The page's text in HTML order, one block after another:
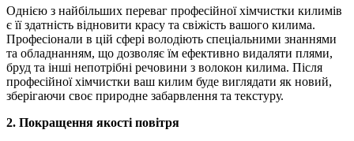
Однією з найбільших переваг професійної хімчистки килимів
є її здатність відновити красу та свіжість вашого килима.
Професіонали в цій сфері володіють спеціальними знаннями
та обладнанням, що дозволяє їм ефективно видаляти плями,
бруд та інші непотрібні речовини з волокон килима. Після
професійної хімчистки ваш килим буде виглядати як новий,
зберігаючи своє природне забарвлення та текстуру.
2. Покращення якості повітря